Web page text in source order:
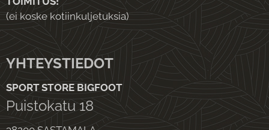
(ei koske kotiinkuljetuksia)
YHTEYSTIEDOT
SPORT STORE BIGFOOT
Puistokatu 18